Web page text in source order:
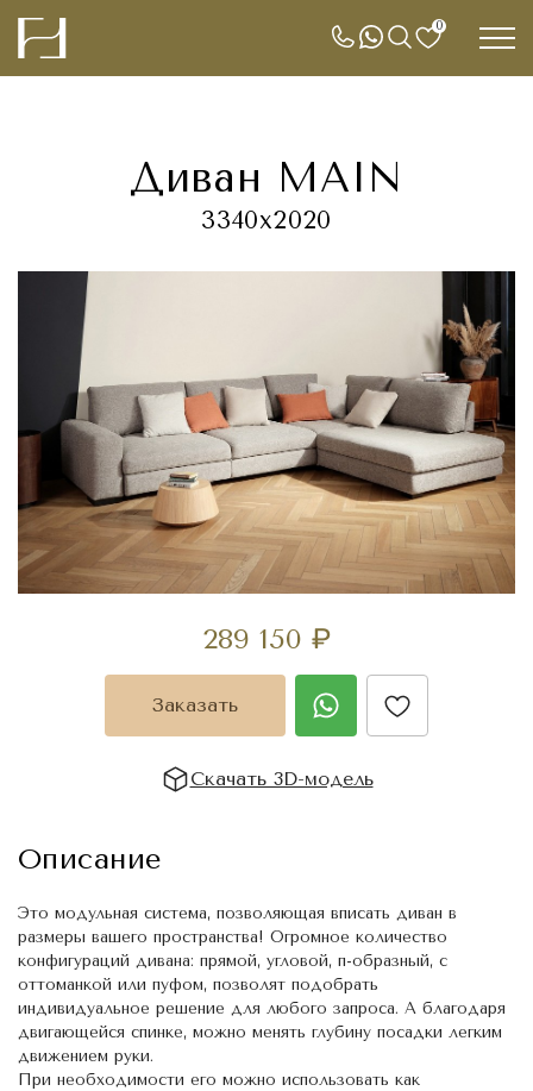
0
Диван MAIN
3340х2020
289 150 ₽
Заказать
Скачать 3D-модель
Описание
Это модульная система, позволяющая вписать диван в
размеры вашего пространства! Огромное количество
конфигураций дивана: прямой, угловой, п-образный, с
оттоманкой или пуфом, позволят подобрать
индивидуальное решение для любого запроса. А благодаря
двигающейся спинке, можно менять глубину посадки легким
движением руки.
При необходимости его можно использовать как